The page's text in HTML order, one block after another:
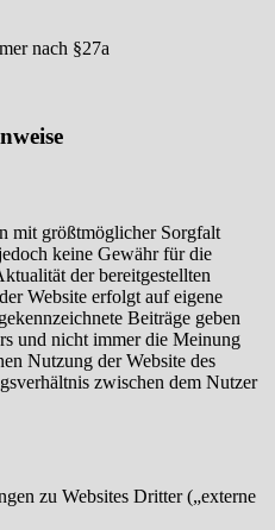
nach §27a
mit größtmöglicher Sorgfalt
keine Gewähr für die
der bereitgestellten
Website erfolgt auf eigene
Beiträge geben
und nicht immer die Meinung
Nutzung der Website des
zwischen dem Nutzer
zu Websites Dritter („externe